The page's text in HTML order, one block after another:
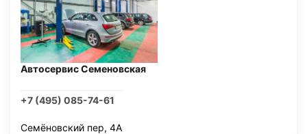
Автосервис Семеновская
+7 (495) 085-74-61
Семёновский пер, 4А